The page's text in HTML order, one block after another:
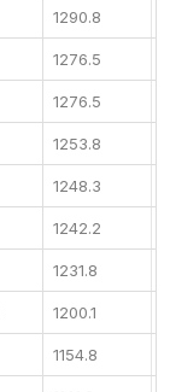
1290.8
1276.5
1276.5
1253.8
1248.3
1242.2
1231.8
1200.1
1154.8